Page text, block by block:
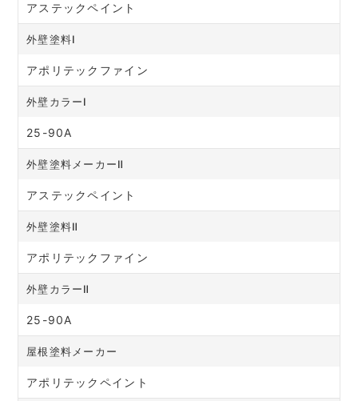
アステックペイント
外壁塗料Ⅰ
アポリテックファイン
外壁カラーⅠ
25-90A
外壁塗料メーカーⅡ
アステックペイント
外壁塗料Ⅱ
アポリテックファイン
外壁カラーⅡ
25-90A
屋根塗料メーカー
アポリテックペイント